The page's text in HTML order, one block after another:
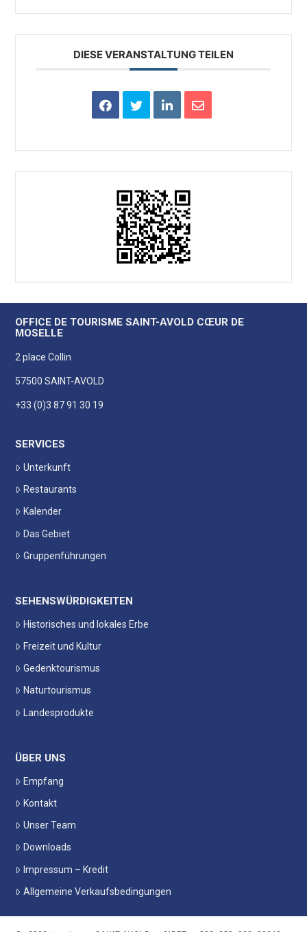
DIESE VERANSTALTUNG TEILEN
OFFICE DE TOURISME SAINT-AVOLD CŒUR DE
MOSELLE
2 place Collin
57500 SAINT-AVOLD
+33 (0)3 87 91 30 19
SERVICES
Unterkunft
Restaurants
Kalender
Das Gebiet
Gruppenführungen
SEHENSWÜRDIGKEITEN
Historisches und lokales Erbe
Freizeit und Kultur
Gedenktourismus
Naturtourismus
Landesprodukte
ÜBER UNS
Empfang
Kontakt
Unser Team
Downloads
Impressum – Kredit
Allgemeine Verkaufsbedingungen